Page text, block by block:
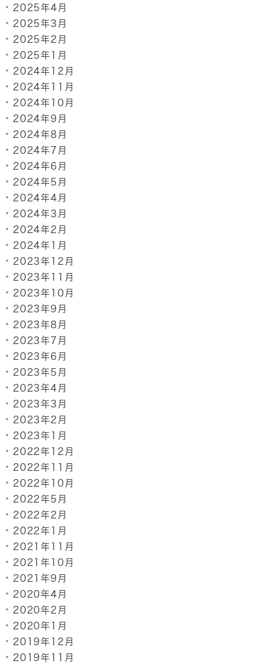
2025年4月
2025年3月
2025年2月
2025年1月
2024年12月
2024年11月
2024年10月
2024年9月
2024年8月
2024年7月
2024年6月
2024年5月
2024年4月
2024年3月
2024年2月
2024年1月
2023年12月
2023年11月
2023年10月
2023年9月
2023年8月
2023年7月
2023年6月
2023年5月
2023年4月
2023年3月
2023年2月
2023年1月
2022年12月
2022年11月
2022年10月
2022年5月
2022年2月
2022年1月
2021年11月
2021年10月
2021年9月
2020年4月
2020年2月
2020年1月
2019年12月
2019年11月